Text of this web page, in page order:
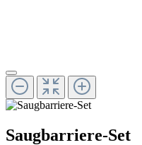
Saugbarriere-Set